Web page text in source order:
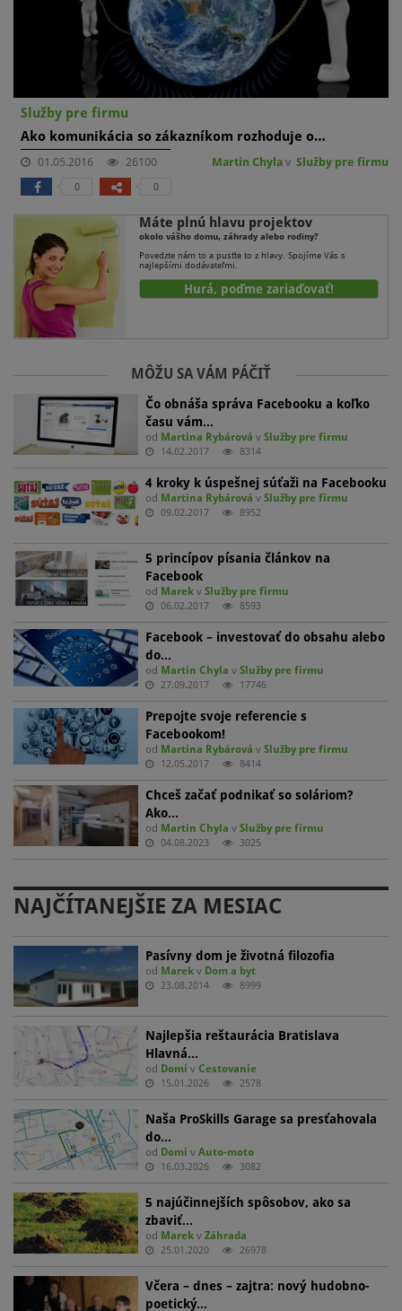
Služby pre firmu
Ako komunikácia so zákazníkom rozhoduje o…
01.05.2016 26100 Martin Chyla v Služby pre firmu
0 0
Máte plnú hlavu projektov
okolo vášho domu, záhrady alebo rodiny?
Povedzte nám to a pusťte to z hlavy. Spojíme Vás s
najlepšími dodávateľmi.
Hurá, poďme zariaďovať!
MÔŽU SA VÁM PÁČIŤ
Čo obnáša správa Facebooku a koľko
času vám…
od Martina Rybárová vSlužby pre firmu
14.02.2017 8314
4 kroky k úspešnej súťaži na Facebooku
od Martina Rybárová vSlužby pre firmu
09.02.2017 8952
5 princípov písania článkov na
Facebook
od Marek vSlužby pre firmu
06.02.2017 8593
Facebook – investovať do obsahu alebo
do…
od Martin Chyla vSlužby pre firmu
27.09.2017 17746
Prepojte svoje referencie s
Facebookom!
od Martina Rybárová vSlužby pre firmu
12.05.2017 8414
Chceš začať podnikať so soláriom?
Ako…
od Martin Chyla vSlužby pre firmu
04.08.2023 3025
NAJČÍTANEJŠIE ZA MESIAC
Pasívny dom je životná filozofia
od Marek v Dom a byt
23.08.2014 8999
Najlepšia reštaurácia Bratislava
Hlavná…
od Domi vCestovanie
15.01.2026 2578
Naša ProSkills Garage sa presťahovala
do…
od Domi vAuto-moto
16.03.2026 3082
5 najúčinnejších spôsobov, ako sa
zbaviť…
od Marek vZáhrada
25.01.2020 26978
Včera – dnes – zajtra: nový hudobno-
poetický…